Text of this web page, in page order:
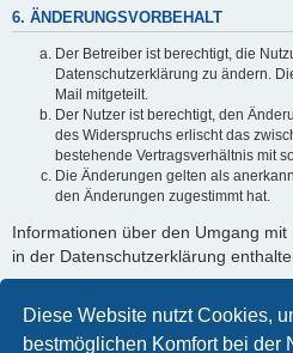
Diese Website nutzt Cookies,
bestmöglichen Komfort bei der
6. ÄNDERUNGSVORBEHALT
Der Betreiber ist berechtigt, die
Datenschutzerklärung zu ändern.
Mail mitgeteilt.
Der Nutzer ist berechtigt, den
des Widerspruchs erlischt das
bestehende Vertragsverhältnis mit
Die Änderungen gelten als
den Änderungen zugestimmt hat.
Informationen über den Umgang
in der Datenschutzerklärung